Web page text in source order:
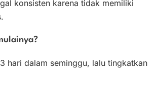
konsisten karena tidak memiliki
hari dalam seminggu, lalu tingkatkan